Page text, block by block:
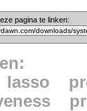
pagina te linken:
lasso